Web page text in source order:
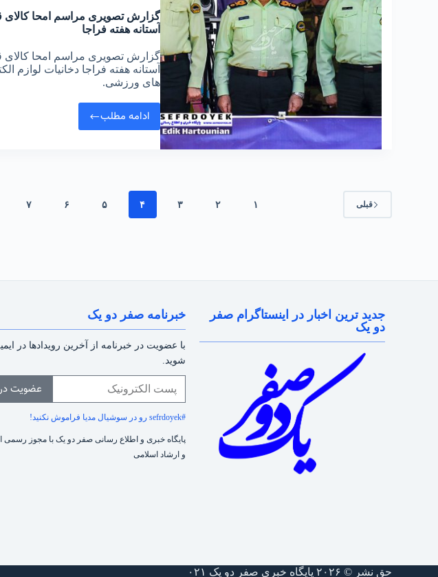
گزارش تصویری مراسم امحا کالای
آستانه هفته فراجا
گزارش تصویری مراسم امحا کالای
آستانه هفته فراجا دخانیات لوازم
های ورزشی.
ادامه مطلب
قبلی ۱ ۲ ۳ ۴ ۵ ۶ ۷
جدید ترین اخبار در اینستاگرام صفر
دو یک
خبرنامه صفر دو یک
با عضویت در خبرنامه از آخرین رویدادها در
شوید.
عضویت در
#sefrdoyek رو در سوشیال مدیا فراموش نکنید!
پایگاه خبری و اطلاع رسانی صفر دو یک با مجوز رسمی
و ارشاد اسلامی
حق نشر © ۲۰۲۶ پایگاه خبری صفر دو یک ۰۲۱